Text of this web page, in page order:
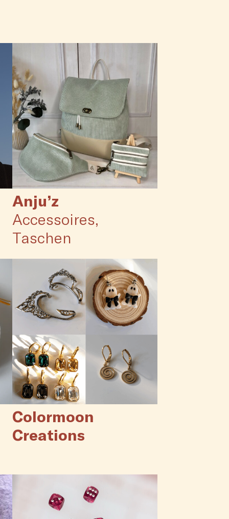
Anju’z
Accessoires
Taschen
Colormoon
Creations